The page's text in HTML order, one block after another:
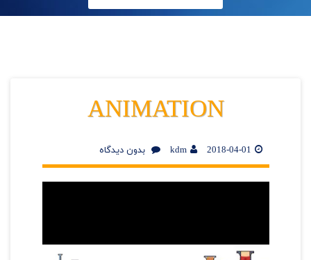
ANIMATION
2018-04-01
kdm بدون دیدگاه